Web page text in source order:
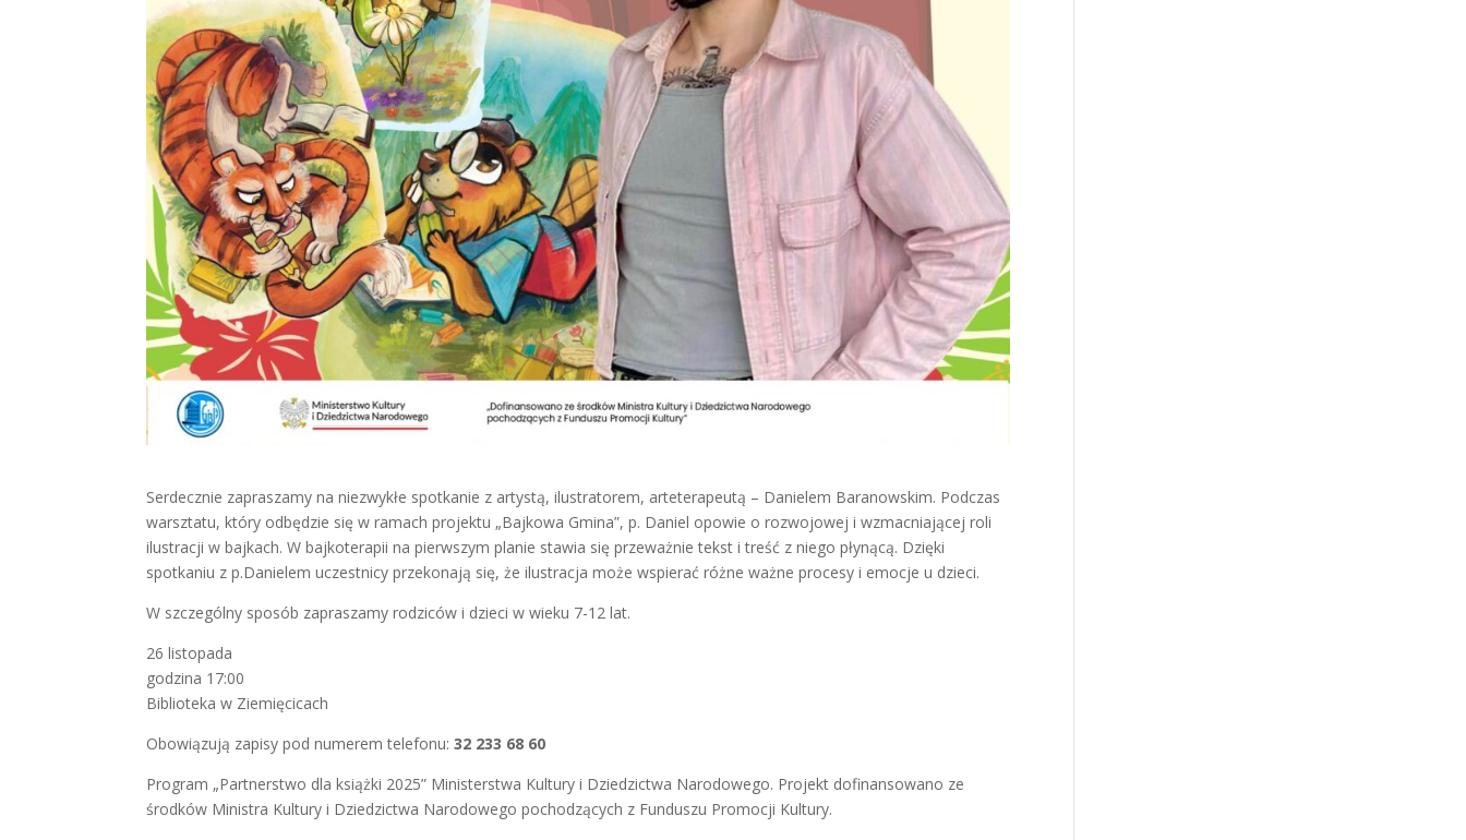
Serdecznie zapraszamy na niezwykłe spotkanie z artystą, ilustratorem, arteterapeutą – Danielem Baranowskim. Podczas
warsztatu, który odbędzie się w ramach projektu „Bajkowa Gmina”, p. Daniel opowie o rozwojowej i wzmacniającej roli
ilustracji w bajkach. W bajkoterapii na pierwszym planie stawia się przeważnie tekst i treść z niego płynącą. Dzięki
spotkaniu z p.Danielem uczestnicy przekonają się, że ilustracja może wspierać różne ważne procesy i emocje u dzieci.
W szczególny sposób zapraszamy rodziców i dzieci w wieku 7-12 lat.
26 listopada
godzina 17:00
Biblioteka w Ziemięcicach
Obowiązują zapisy pod numerem telefonu:32 233 68 60
Program „Partnerstwo dla książki 2025” Ministerstwa Kultury i Dziedzictwa Narodowego. Projekt dofinansowano ze
środków Ministra Kultury i Dziedzictwa Narodowego pochodzących z Funduszu Promocji Kultury.